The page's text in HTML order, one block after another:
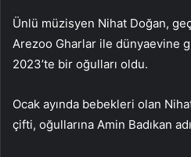
Ünlü müzisyen Nihat Doğan,
Arezoo Gharlar ile dünyaevine
2023’te bir oğulları oldu.
Ocak ayında bebekleri olan
çifti, oğullarına Amin Badıkan